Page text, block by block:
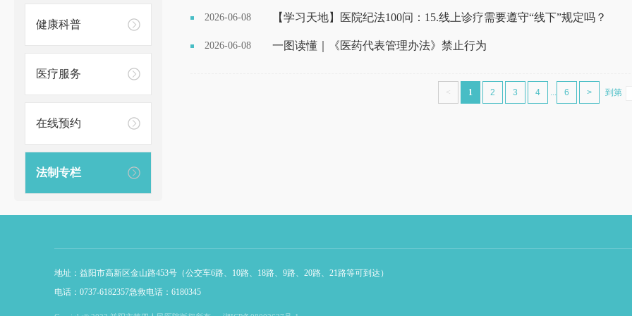
健康科普
医疗服务
在线预约
法制专栏
2026-06-08 【学习天地】医院纪法100问：15.线上诊疗需要遵守“线下”规定吗？
2026-06-08 一图读懂｜《医药代表管理办法》禁止行为
< 1 2 3 4 ... 6 > 到第
地址：益阳市高新区金山路453号（公交车6路、10路、18路、9路、20路、21路等可到达）
电话：0737-6182357急救电话：6180345